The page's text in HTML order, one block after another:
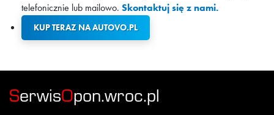
telefonicznie lub mailowo. Skontaktuj się z nami.
KUP TERAZ NA AUTOVO.PL
SerwisOpon.wroc.pl